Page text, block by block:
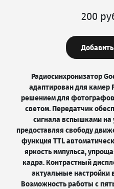
200
Радиосинхронизатор
адаптирован для камер
решением для
светом. Передатчик
сигнала вспышками на
предоставляя свободу
функция TTL
яркость импульса,
кадра. Контрастный
актуальные настройки
Возможность работы с